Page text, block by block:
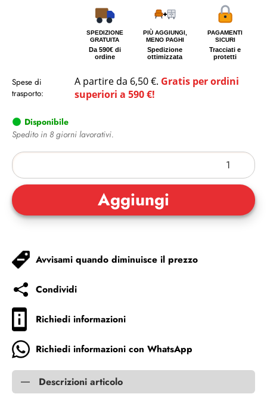
SPEDIZIONE
GRATUITA
Da 590€ di
ordine
PIÙ AGGIUNGI,
MENO PAGHI
Spedizione
ottimizzata
PAGAMENTI
SICURI
Tracciati e
protetti
Spese di
trasporto:
A partire da 6,50 €. Gratis per ordini
superiori a 590 €!
Disponibile
Spedito in 8 giorni lavorativi.
Avvisami quando diminuisce il prezzo
Condividi
Richiedi informazioni
Richiedi informazioni con WhatsApp
Descrizioni articolo